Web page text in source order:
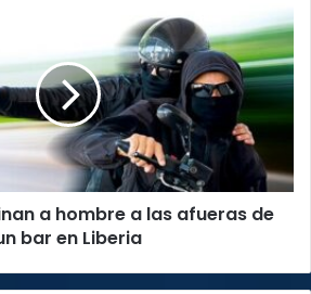
a hombre a las afueras de
bar en Liberia